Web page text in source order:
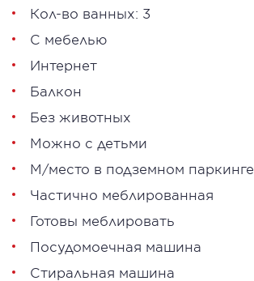
Кол-во ванных: 3
С мебелью
Интернет
Балкон
Без животных
Можно с детьми
М/место в подземном паркинге
Частично меблированная
Готовы меблировать
Посудомоечная машина
Стиральная машина